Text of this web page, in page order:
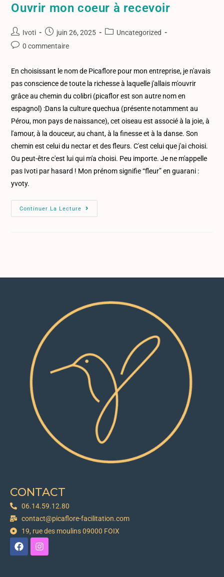
Ouvrir mon coeur à recevoir
Ivoti juin 26, 2025
Uncategorized
0 commentaire
En choisissant le nom de Picaflore pour mon entreprise, je n'avais
pas conscience de toute la richesse à laquelle j'allais m'ouvrir
grâce au chemin du colibri (picaflor est son autre nom en
espagnol) :Dans la culture quechua (présente notamment au
Pérou, mon pays de naissance), cet oiseau est associé à la joie, à
l'amour, à la douceur, au chant, à la finesse et à la danse. Son
chemin est celui du nectar et des fleurs. C'est celui que j'ai choisi.
Ou peut-être c'est lui qui m'a choisi. Peu importe. Je ne m'appelle
pas Ivoti par hasard ! Mon prénom signifie “fleur” en guarani :
yvoty.
Continuer La Lecture
CONTACT
06.14.59.12.80
contact@picaflore-facilitation.com
19, rue des moulins 09000 FOIX